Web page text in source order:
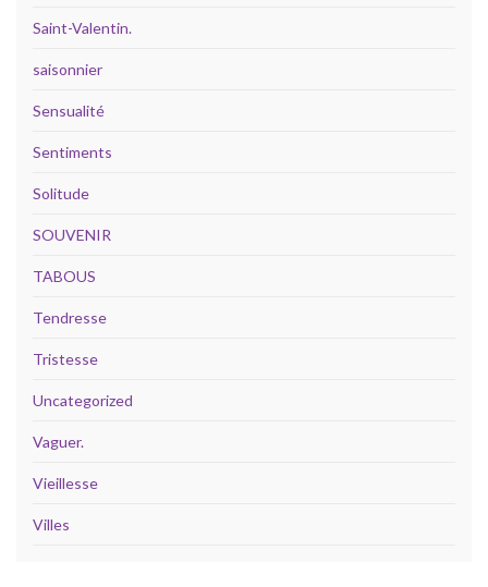
Saint-Valentin.
saisonnier
Sensualité
Sentiments
Solitude
SOUVENIR
TABOUS
Tendresse
Tristesse
Uncategorized
Vaguer.
Vieillesse
Villes